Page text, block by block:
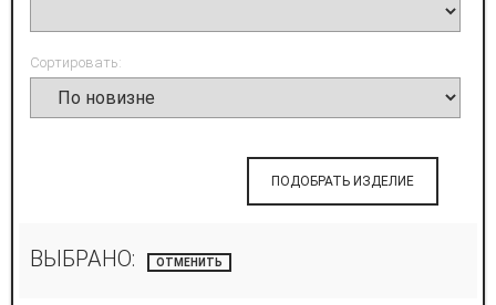
Сортировать:
ПОДОБРАТЬ ИЗДЕЛИЕ
ВЫБРАНО: ОТМЕНИТЬ